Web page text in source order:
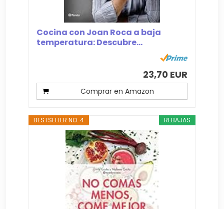
Cocina con Joan Roca a baja
temperatura: Descubre...
23,70 EUR
Comprar en Amazon
REBAJAS
BESTSELLER NO. 4